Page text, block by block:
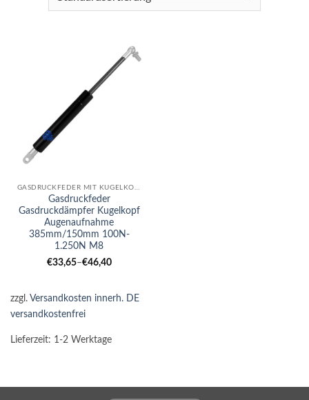
GASDRUCKFEDER MIT KUGELKOPF-AUGE KOMBI
Gasdruckfeder
Gasdruckdämpfer Kugelkopf
Augenaufnahme
385mm/150mm 100N-
1.250N M8
€33,65–€46,40
zzgl. Versandkosten innerh. DE
versandkostenfrei
Lieferzeit: 1-2 Werktage